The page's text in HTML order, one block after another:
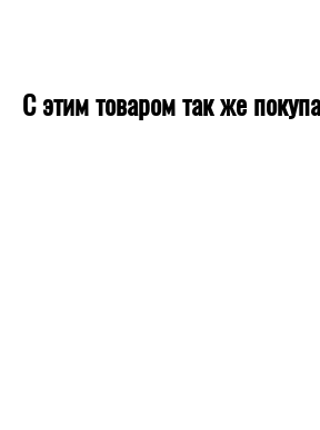
С этим товаром так же